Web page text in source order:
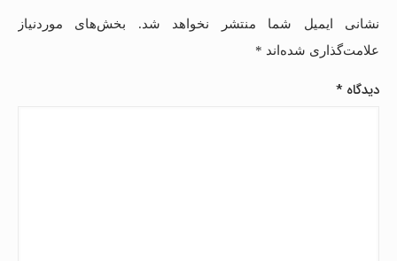
نشانی ایمیل شما منتشر نخواهد شد.
بخش‌های موردنیاز
علامت‌گذاری شده‌اند *
دیدگاه*